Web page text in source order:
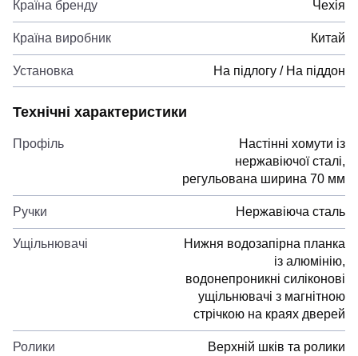
Країна бренду Чехія
Країна виробник Китай
Установка На підлогу / На піддон
Технічні характеристики
Профіль
Настінні хомути із
нержавіючої сталі,
регульована ширина 70 мм
Ручки Нержавіюча сталь
Ущільнювачі
Нижня водозапірна планка
із алюмінію,
водонепроникні силіконові
ущільнювачі з магнітною
стрічкою на краях дверей
Ролики
Верхній шків та ролики